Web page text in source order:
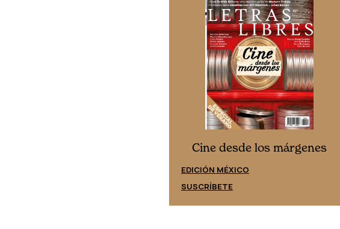
Cine desde los márgenes
EDICIÓN MÉXICO
SUSCRÍBETE